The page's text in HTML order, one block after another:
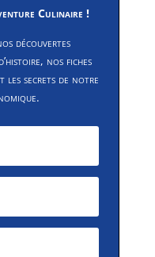
Culinaire !
découvertes
nos fiches
les secrets de notre